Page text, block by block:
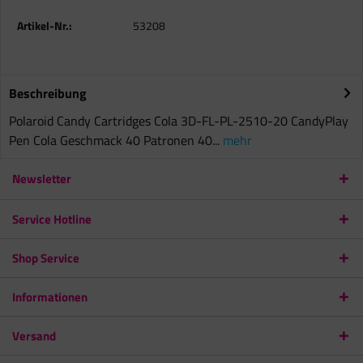
Artikel-Nr.: 53208
Beschreibung
Polaroid Candy Cartridges Cola 3D-FL-PL-2510-20 CandyPlay
Pen Cola Geschmack 40 Patronen 40... mehr
Newsletter
Service Hotline
Shop Service
Informationen
Versand